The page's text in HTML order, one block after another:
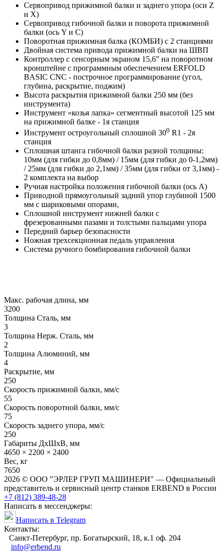
Сервопривод прижимной балки и заднего упора (оси Z
и X)
Сервопривод гибочной балки и поворота прижимной
балки (ось Y и С)
Поворотная прижимная балка (КОМБИ) с 2 станциями
Двойная система привода прижимной балки на ШВП
Контроллер с сенсорным экраном 15,6” на поворотном
кронштейне с программным обеспечением ERFOLD
BASIC CNC - построчное программирование (угол,
глубина, раскрытие, поджим)
Высота раскрытия прижимной балки 250 мм (без
инструмента)
Инструмент «козья лапка» сегментный высотой 125 мм
на прижимной балке - 1я станция
Инструмент остроугольный сплошной 300 R1 - 2я
станция
Сплошная штанга гибочной балки разной толщины:
10мм (для гибки до 0,8мм) / 15мм (для гибки до 0-1,2мм)
/ 25мм (для гибки до 2,1мм) / 35мм (для гибки от 3,1мм) -
2 комплекта на выбор
Ручная настройка положения гибочной балки (ось А)
Приводной прямоугольный задний упор глубиной 1500
мм с шариковыми опорами,
Сплошной инструмент нижней балки c
фрезерованными пазами и толстыми пальцами упора
Передний барьер безопасности
Ножная трехсекционная педаль управления
Система ручного бомбирования гибочной балки
Макс. рабочая длина, мм
3200
Толщина Сталь, мм
3
Толщина Нерж. Сталь, мм
2
Толщина Алюминий, мм
4
Раскрытие, мм
250
Скорость прижимной балки, мм/с
55
Скорость поворотной балки, мм/с
75
Скорость заднего упора, мм/с
250
Габариты ДхШхВ, мм
4650 × 2200 × 2400
Вес, кг
7650
2026 © ООО "ЭРЛЕР ГРУП МАШИНЕРИ" — Официальный
представитель и сервисный центр станков ERBEND в России
+7 (812) 389-48-28
Написать в мессенджеры:
Написать в Telegram
Контакты:
Cанкт-Петербург, пр. Богатырский, 18, к.1 оф. 204
info@erbend.ru